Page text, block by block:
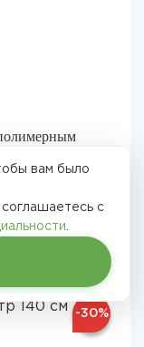
вам было
с
Подробнее
-30%